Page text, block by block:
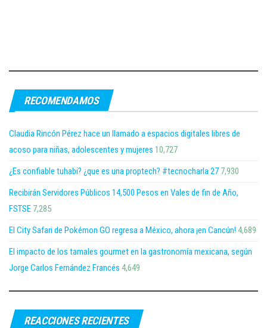
RECOMENDAMOS
Claudia Rincón Pérez hace un llamado a espacios digitales libres de
acoso para niñas, adolescentes y mujeres 10,727
¿Es confiable tuhabi? ¿que es una proptech? #tecnocharla 27 7,930
Recibirán Servidores Públicos 14,500 Pesos en Vales de fin de Año,
FSTSE 7,285
El City Safari de Pokémon GO regresa a México, ahora ¡en Cancún! 4,689
El impacto de los tamales gourmet en la gastronomía mexicana, según
Jorge Carlos Fernández Francés 4,649
REACCIONES RECIENTES